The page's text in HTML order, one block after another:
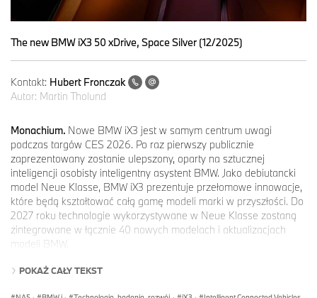
The new BMW iX3 50 xDrive, Space Silver (12/2025)
Kontakt: Hubert Fronczak
Autor: Martin Tholund
Monachium. Nowe BMW iX3 jest w samym centrum uwagi
podczas targów CES 2026. Po raz pierwszy publicznie
zaprezentowany zostanie ulepszony, oparty na sztucznej
inteligencji osobisty inteligentny asystent BMW. Jako debiutancki
model Neue Klasse, BMW iX3 prezentuje przełomowe innowacje,
które będą kształtować całą gamę modeli marki w przyszłości. Do
2027 roku technologie wykorzystywane w Neue Klasse zostaną
zintegrowane w łącznie 40 nowych modelach i aktualizacjach
modeli BMW.
Inteligentny asystent osobisty BMW rozszerzony o Amazon
POKAŻ CAŁY TEKST